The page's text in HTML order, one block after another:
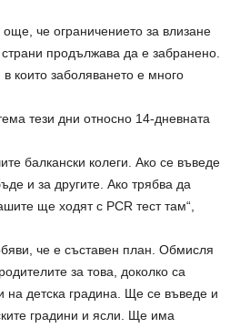
че ограничението за влизане
продължава да е забранено.
които заболяването е много
тези дни относно 14-дневната
балкански колеги. Ако се въведе
и за другите. Ако трябва да
ще ходят с PCR тест там“,
че е съставен план. Обмисля
за това, доколко са
на детска градина. Ще се въведе и
градини и ясли. Ще има